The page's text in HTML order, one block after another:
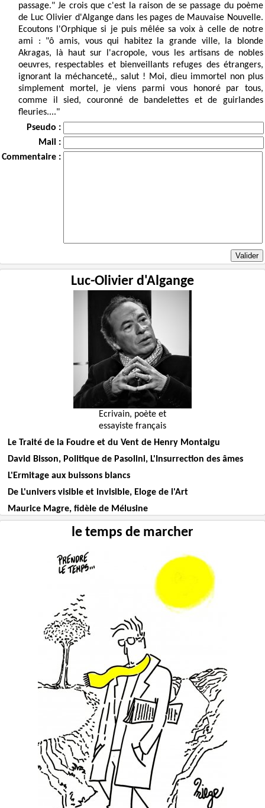
passage." Je crois que c'est la raison de se passage du poème
de Luc Olivier d'Algange dans les pages de Mauvaise Nouvelle.
Ecoutons l'Orphique si je puis mêlée sa voix à celle de notre
ami : "ô amis, vous qui habitez la grande ville, la blonde
Akragas, là haut sur l'acropole, vous les artisans de nobles
oeuvres, respectables et bienveillants refuges des étrangers,
ignorant la méchanceté,, salut ! Moi, dieu immortel non plus
simplement mortel, je viens parmi vous honoré par tous,
comme il sied, couronné de bandelettes et de guirlandes
fleuries...."
Pseudo :
Mail :
Commentaire :
Luc-Olivier d'Algange
Ecrivain, poète et
essayiste français
Le Traité de la Foudre et du Vent de Henry Montaigu
David Bisson, Politique de Pasolini, L'Insurrection des âmes
L'Ermitage aux buissons blancs
De L'univers visible et invisible, Eloge de l'Art
Maurice Magre, fidèle de Mélusine
le temps de marcher